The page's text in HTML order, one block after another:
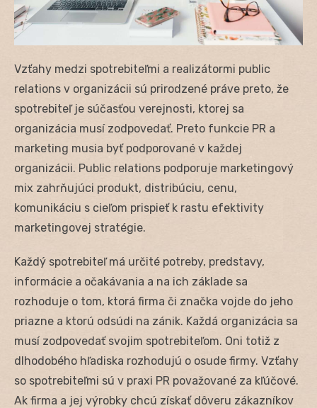
Vzťahy medzi spotrebiteľmi a realizátormi public
relations v organizácii sú prirodzené práve preto, že
spotrebiteľ je súčasťou verejnosti, ktorej sa
organizácia musí zodpovedať. Preto funkcie PR a
marketing musia byť podporované v každej
organizácii. Public relations podporuje marketingový
mix zahrňujúci produkt, distribúciu, cenu,
komunikáciu s cieľom prispieť k rastu efektivity
marketingovej stratégie.
Každý spotrebiteľ má určité potreby, predstavy,
informácie a očakávania a na ich základe sa
rozhoduje o tom, ktorá firma či značka vojde do jeho
priazne a ktorú odsúdi na zánik. Každá organizácia sa
musí zodpovedať svojim spotrebiteľom. Oni totiž z
dlhodobého hľadiska rozhodujú o osude firmy. Vzťahy
so spotrebiteľmi sú v praxi PR považované za kľúčové.
Ak firma a jej výrobky chcú získať dôveru zákazníkov